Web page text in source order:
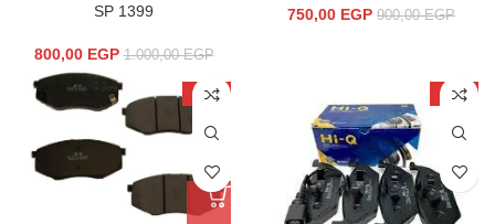
900,00EGP
750,00 EGP
SP 1399
1.000,00EGP
800,00 EGP
-25%
-12%